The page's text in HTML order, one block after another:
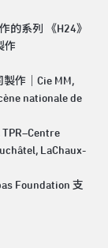
的系列 《H24》
作
作｜Cie MM,
nationale de
LaChaux-
Foundation 支